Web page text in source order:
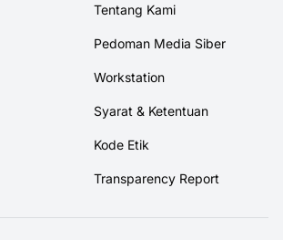
Tentang Kami
Pedoman Media Siber
Workstation
Syarat & Ketentuan
Kode Etik
Transparency Report